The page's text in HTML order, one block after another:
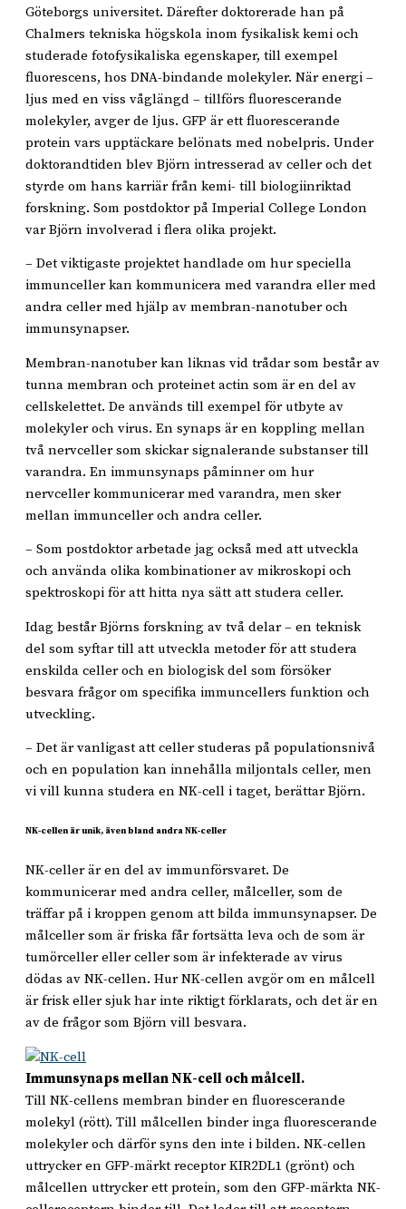
Göteborgs universitet. Därefter doktorerade han på
Chalmers tekniska högskola inom fysikalisk kemi och
studerade fotofysikaliska egenskaper, till exempel
fluorescens, hos DNA-bindande molekyler. När energi –
ljus med en viss våglängd – tillförs fluorescerande
molekyler, avger de ljus. GFP är ett fluorescerande
protein vars upptäckare belönats med nobelpris. Under
doktorandtiden blev Björn intresserad av celler och det
styrde om hans karriär från kemi- till biologiinriktad
forskning. Som postdoktor på Imperial College London
var Björn involverad i flera olika projekt.
– Det viktigaste projektet handlade om hur speciella
immunceller kan kommunicera med varandra eller med
andra celler med hjälp av membran-nanotuber och
immunsynapser.
Membran-nanotuber kan liknas vid trådar som består av
tunna membran och proteinet actin som är en del av
cellskelettet. De används till exempel för utbyte av
molekyler och virus. En synaps är en koppling mellan
två nervceller som skickar signalerande substanser till
varandra. En immunsynaps påminner om hur
nervceller kommunicerar med varandra, men sker
mellan immunceller och andra celler.
– Som postdoktor arbetade jag också med att utveckla
och använda olika kombinationer av mikroskopi och
spektroskopi för att hitta nya sätt att studera celler.
Idag består Björns forskning av två delar – en teknisk
del som syftar till att utveckla metoder för att studera
enskilda celler och en biologisk del som försöker
besvara frågor om specifika immuncellers funktion och
utveckling.
– Det är vanligast att celler studeras på populationsnivå
och en population kan innehålla miljontals celler, men
vi vill kunna studera en NK-cell i taget, berättar Björn.
NK-cellen är unik, även bland andra NK-celler
NK-celler är en del av immunförsvaret. De
kommunicerar med andra celler, målceller, som de
träffar på i kroppen genom att bilda immunsynapser. De
målceller som är friska får fortsätta leva och de som är
tumörceller eller celler som är infekterade av virus
dödas av NK-cellen. Hur NK-cellen avgör om en målcell
är frisk eller sjuk har inte riktigt förklarats, och det är en
av de frågor som Björn vill besvara.
Immunsynaps mellan NK-cell och målcell.
Till NK-cellens membran binder en fluorescerande
molekyl (rött). Till målcellen binder inga fluorescerande
molekyler och därför syns den inte i bilden. NK-cellen
uttrycker en GFP-märkt receptor KIR2DL1 (grönt) och
målcellen uttrycker ett protein, som den GFP-märkta NK-